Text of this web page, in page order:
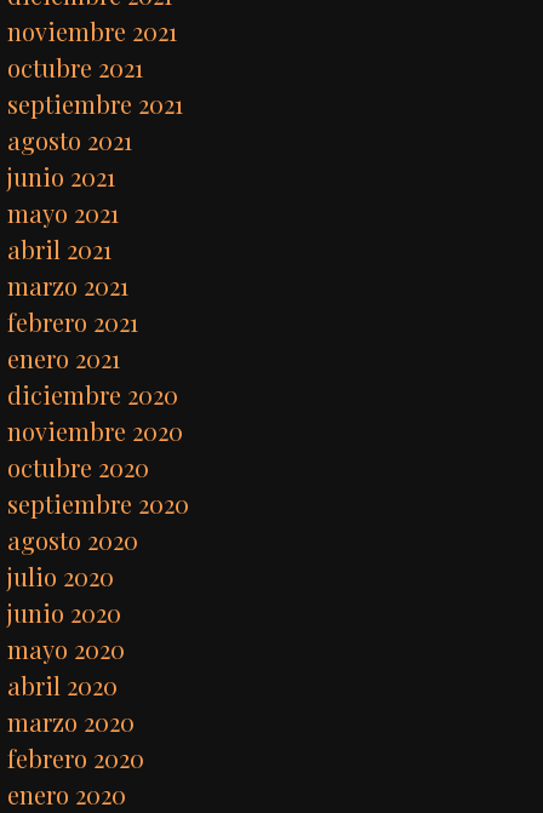
noviembre 2021
octubre 2021
septiembre 2021
agosto 2021
junio 2021
mayo 2021
abril 2021
marzo 2021
febrero 2021
enero 2021
diciembre 2020
noviembre 2020
octubre 2020
septiembre 2020
agosto 2020
julio 2020
junio 2020
mayo 2020
abril 2020
marzo 2020
febrero 2020
enero 2020